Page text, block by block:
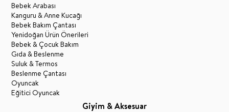
Bebek Arabası
Kanguru & Anne Kucağı
Bebek Bakım Çantası
Yenidoğan Ürün Önerileri
Bebek & Çocuk Bakım
Gıda & Beslenme
Suluk & Termos
Beslenme Çantası
Oyuncak
Eğitici Oyuncak
Giyim & Aksesuar